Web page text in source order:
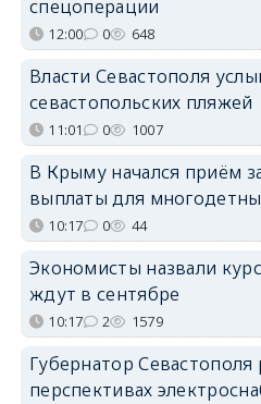
спецоперации
12:00 0 648
Власти Севастополя
севастопольских пляжей
11:01 0 1007
В Крыму начался приём
выплаты для
10:17 0 44
Экономисты назвали
ждут в сентябре
10:17 2 1579
Губернатор Севастополя
перспективах